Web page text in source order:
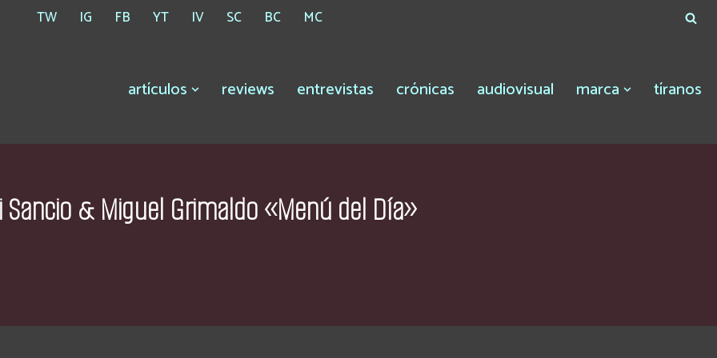
TW IG FB YT IV SC BC MC
artículos reviews entrevistas crónicas audiovisual marca tíranos
Sancio & Miguel Grimaldo «Menú del Día»